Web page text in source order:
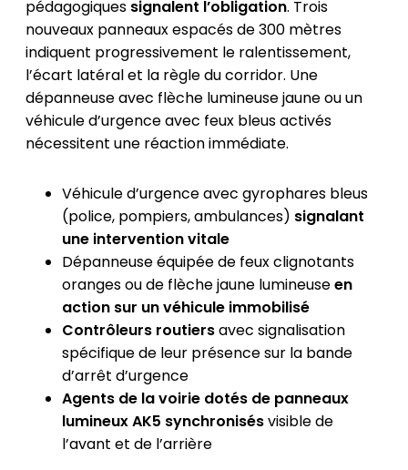
pédagogiques signalent l’obligation. Trois
nouveaux panneaux espacés de 300 mètres
indiquent progressivement le ralentissement,
l’écart latéral et la règle du corridor. Une
dépanneuse avec flèche lumineuse jaune ou un
véhicule d’urgence avec feux bleus activés
nécessitent une réaction immédiate.
Véhicule d’urgence avec gyrophares bleus
(police, pompiers, ambulances) signalant
une intervention vitale
Dépanneuse équipée de feux clignotants
oranges ou de flèche jaune lumineuseen
action sur un véhicule immobilisé
Contrôleurs routiersavec signalisation
spécifique de leur présence sur la bande
d’arrêt d’urgence
Agents de la voirie dotés de panneaux
lumineux AK5 synchronisésvisible de
l’avant et de l’arrière